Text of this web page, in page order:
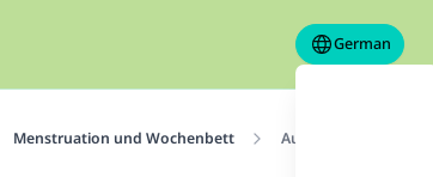
German
Menstruation und Wochenbett Aus ihr treten